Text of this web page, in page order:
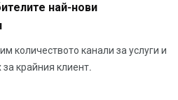
най-нови
количеството канали за услуги и
крайния клиент.